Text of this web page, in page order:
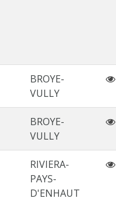
BROYE-
VULLY
BROYE-
VULLY
RIVIERA-
PAYS-
D'ENHAUT